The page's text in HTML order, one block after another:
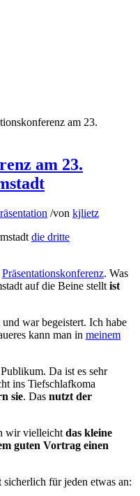
am 23.
am 23.
/von kjlietz
die dritte
Präsentationskonferenz. Was
auf die Beine stellt ist
und war begeistert. Ich habe
kann man in meinem
Da ist es sehr
ins Tiefschlafkoma
sie. Das nutzt der
wir vielleicht das kleine
guten Vortrag einen
sicherlich für jeden etwas an: